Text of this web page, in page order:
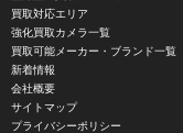
CINEVATE （シネベート
CIRO （シロ）
CLARUS（クラルス）
Clay Smith（クレイスミ
買取対応エリア
強化買取カメラ一覧
買取可能メーカー・ブランド一覧
新着情報
会社概要
サイトマップ
プライバシーポリシー